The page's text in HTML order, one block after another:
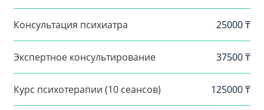
Консультация психиатра 25000 ₸
Экспертное консультирование 37500 ₸
Курс психотерапии (10 сеансов) 125000 ₸